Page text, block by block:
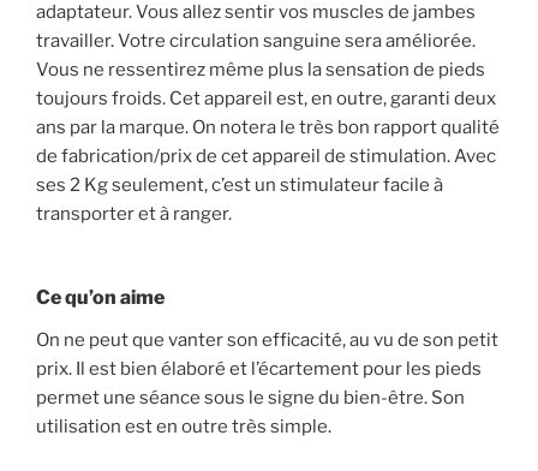
adaptateur. Vous allez sentir vos muscles de jambes
travailler. Votre circulation sanguine sera améliorée.
Vous ne ressentirez même plus la sensation de pieds
toujours froids. Cet appareil est, en outre, garanti deux
ans par la marque. On notera le très bon rapport qualité
de fabrication/prix de cet appareil de stimulation. Avec
ses 2 Kg seulement, c’est un stimulateur facile à
transporter et à ranger.
Ce qu’on aime
On ne peut que vanter son efficacité, au vu de son petit
prix. Il est bien élaboré et l’écartement pour les pieds
permet une séance sous le signe du bien-être. Son
utilisation est en outre très simple.